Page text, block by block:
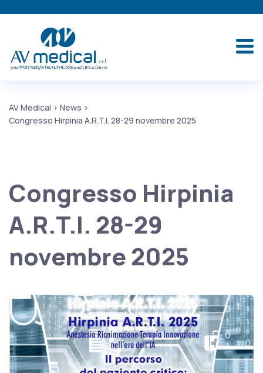
AV Medical > News >
Congresso Hirpinia A.R.T.I. 28-29 novembre 2025
Congresso Hirpinia
A.R.T.I. 28-29
novembre 2025